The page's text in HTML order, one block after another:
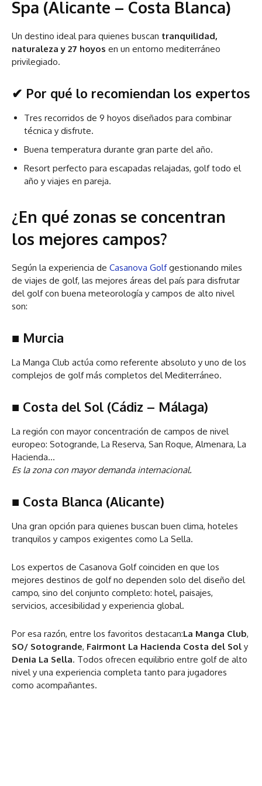
Spa (Alicante – Costa Blanca)
Un destino ideal para quienes buscan tranquilidad,
naturaleza y 27 hoyos en un entorno mediterráneo
privilegiado.
✔ Por qué lo recomiendan los expertos
Tres recorridos de 9 hoyos diseñados para combinar
técnica y disfrute.
Buena temperatura durante gran parte del año.
Resort perfecto para escapadas relajadas, golf todo el
año y viajes en pareja.
¿En qué zonas se concentran
los mejores campos?
Según la experiencia de Casanova Golfgestionando miles
de viajes de golf, las mejores áreas del país para disfrutar
del golf con buena meteorología y campos de alto nivel
son:
■ Murcia
La Manga Club actúa como referente absoluto y uno de los
complejos de golf más completos del Mediterráneo.
■ Costa del Sol (Cádiz – Málaga)
La región con mayor concentración de campos de nivel
europeo: Sotogrande, La Reserva, San Roque, Almenara, La
Hacienda…
Es la zona con mayor demanda internacional.
■ Costa Blanca (Alicante)
Una gran opción para quienes buscan buen clima, hoteles
tranquilos y campos exigentes como La Sella.
Los expertos de Casanova Golf coinciden en que los
mejores destinos de golf no dependen solo del diseño del
campo, sino del conjunto completo: hotel, paisajes,
servicios, accesibilidad y experiencia global.
Por esa razón, entre los favoritos destacan:La Manga Club,
SO/ Sotogrande, Fairmont La Hacienda Costa del Sol y
Denia La Sella. Todos ofrecen equilibrio entre golf de alto
nivel y una experiencia completa tanto para jugadores
como acompañantes.